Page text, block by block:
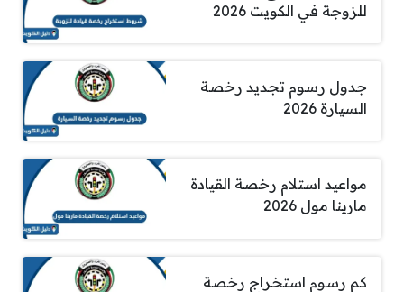
للزوجة في الكويت 2026
جدول رسوم تجديد رخصة
السيارة 2026
مواعيد استلام رخصة القيادة
مارينا مول 2026
كم رسوم استخراج رخصة